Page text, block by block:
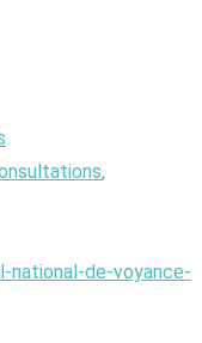
,
de-voyance-